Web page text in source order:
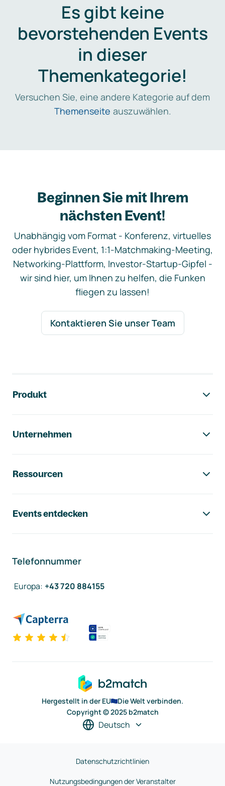
Es gibt keine
bevorstehenden Events
in dieser
Themenkategorie!
Versuchen Sie, eine andere Kategorie auf dem
Themenseite auszuwählen.
Beginnen Sie mit Ihrem
nächsten Event!
Unabhängig vom Format - Konferenz, virtuelles
oder hybrides Event, 1:1-Matchmaking-Meeting,
Networking-Plattform, Investor-Startup-Gipfel -
wir sind hier, um Ihnen zu helfen, die Funken
fliegen zu lassen!
Kontaktieren Sie unser Team
Produkt
Unternehmen
Ressourcen
Events entdecken
Telefonnummer
Europa: +43 720 884155
Hergestellt in der EU
Die Welt verbinden.
Copyright © 2025 b2match
Deutsch
Datenschutzrichtlinien
Nutzungsbedingungen der Veranstalter